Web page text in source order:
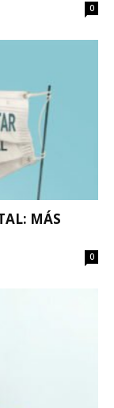
0
MÁS
0